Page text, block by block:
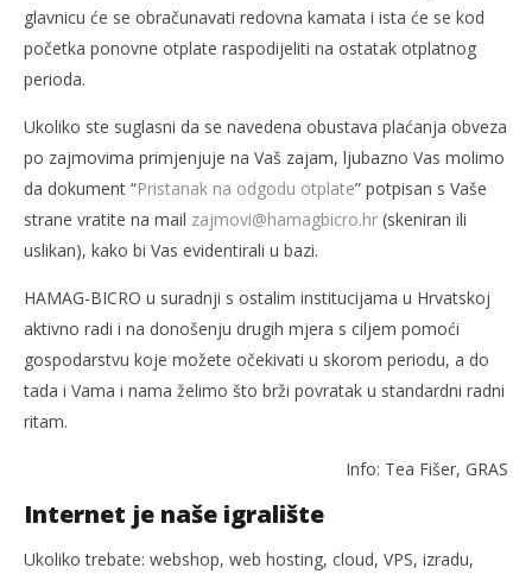
glavnicu će se obračunavati redovna kamata i ista će se kod
početka ponovne otplate raspodijeliti na ostatak otplatnog
perioda.
Ukoliko ste suglasni da se navedena obustava plaćanja obveza
po zajmovima primjenjuje na Vaš zajam, ljubazno Vas molimo
da dokument “Pristanak na odgodu otplate” potpisan s Vaše
strane vratite na mail zajmovi@hamagbicro.hr (skeniran ili
uslikan), kako bi Vas evidentirali u bazi.
HAMAG-BICRO u suradnji s ostalim institucijama u Hrvatskoj
aktivno radi i na donošenju drugih mjera s ciljem pomoći
gospodarstvu koje možete očekivati u skorom periodu, a do
tada i Vama i nama želimo što brži povratak u standardni radni
ritam.
Info: Tea Fišer, GRAS
Internet je naše igralište
Ukoliko trebate: webshop, web hosting, cloud, VPS, izradu,